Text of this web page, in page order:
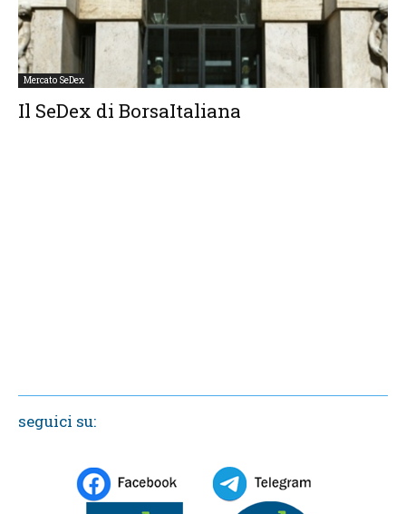
Mercato SeDex
Il SeDex di BorsaItaliana
seguici su: